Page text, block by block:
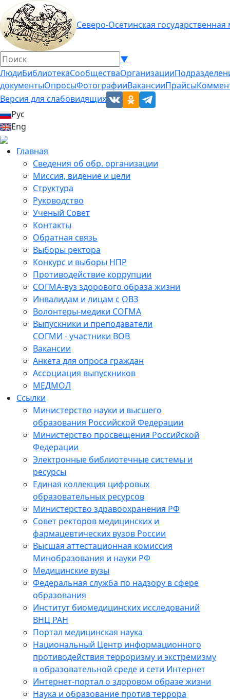
Северо-Осетинская
▼
ЛюдиБиблиотекаСообществаОрганизации
документыОпросыФотографииВакансииПрайсы
Версия для слабовидящих
Рус
Eng
Главная
Сведения об обр. организации
Миссия, видение и цели
Структура
Руководство
Ученый Совет
Контакты
Обратная связь
Выборы ректора
Конкурс и выборы НПР
Противодействие коррупции
СОГМА-вуз здорового образа жизни
Инвалидам и лицам с ОВЗ
Волонтеры-медики СОГМА
Выпускники и преподаватели
СОГМИ - участники ВОВ
Вакансии
Анкета для опроса граждан
Ассоциация выпускников
МЕДМОЛ
Ссылки
Министерство науки и высшего
образования Российской Федерации
Министерство просвещения Российской
Федерации
Электронные библиотечные системы и
ресурсы
Единая коллекция цифровых
образовательных ресурсов
Министерство здравоохранения РФ
Совет ректоров медицинских и
фармацевтических вузов России
Высшая аттестационная комиссия
Минобразования и науки РФ
Медицинские вузы
Федеральная служба по надзору в сфере
образования
Институт биомедицинских исследований
ВНЦ РАН
Портал медицинская наука
Национальный Центр информационного
противодействия терроризму и экстремизму
в образовательной среде и сети Интернет
Интернет-портал о здоровом образе жизни
Наука и образование против террора